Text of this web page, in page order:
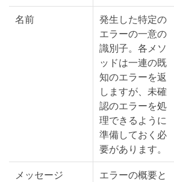
名前
発生した特定の
エラーの一意の
識別子。各メソ
ッドは一連の既
知のエラーを返
しますが、未確
認のエラーを処
理できるように
準備しておく必
要があります。
メッセージ
エラーの概要と